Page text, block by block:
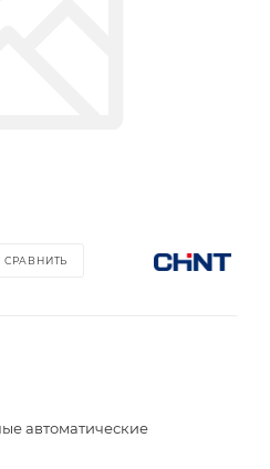
СРАВНИТЬ
автоматические